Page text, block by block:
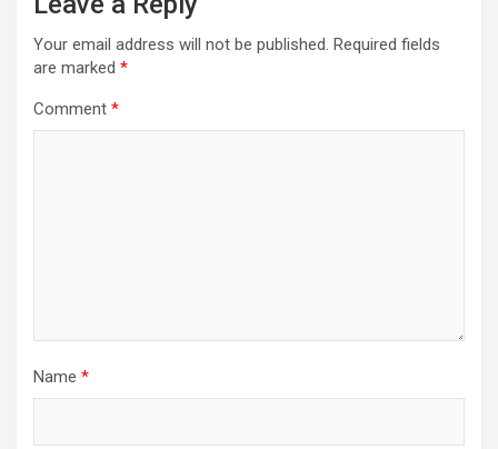
Your email address will not be published. Required fields
are marked *
Comment *
Name *